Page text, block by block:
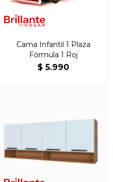
Cama Infantil 1 Plaza
Fórmula 1 Roj
$ 5.990